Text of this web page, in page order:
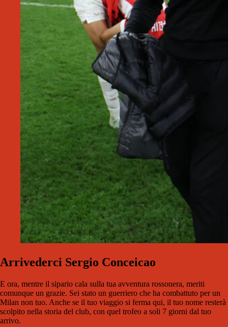
Arrivederci Sergio Conceicao
E ora, mentre il sipario cala sulla tua avventura rossonera, meriti
comunque un grazie. Sei stato un guerriero che ha combattuto per un
Milan non tuo. Anche se il tuo viaggio si ferma qui, il tuo nome resterà
scolpito nella storia del club, con quel trofeo a soli 7 giorni dal tuo
arrivo.